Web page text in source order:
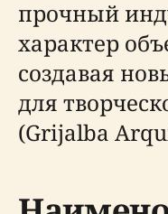
прочный
характер
создавая
для
(Grijalba